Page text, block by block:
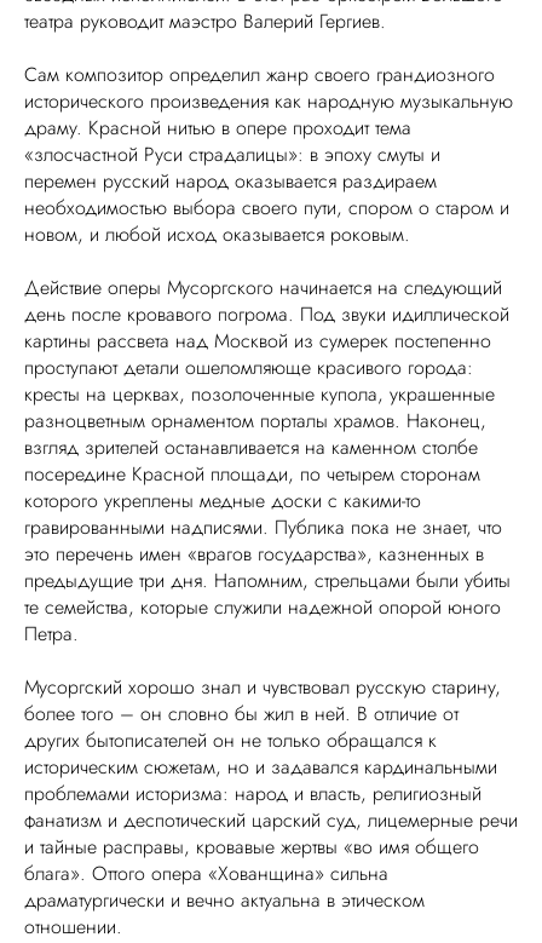
театра руководит маэстро Валерий Гергиев.
Сам композитор определил жанр своего грандиозного
исторического произведения как народную музыкальную
драму. Красной нитью в опере проходит тема
«злосчастной Руси страдалицы»: в эпоху смуты и
перемен русский народ оказывается раздираем
необходимостью выбора своего пути, спором о старом и
новом, и любой исход оказывается роковым.
Действие оперы Мусоргского начинается на следующий
день после кровавого погрома. Под звуки идиллической
картины рассвета над Москвой из сумерек постепенно
проступают детали ошеломляюще красивого города:
кресты на церквах, позолоченные купола, украшенные
разноцветным орнаментом порталы храмов. Наконец,
взгляд зрителей останавливается на каменном столбе
посередине Красной площади, по четырем сторонам
которого укреплены медные доски с какими-то
гравированными надписями. Публика пока не знает, что
это перечень имен «врагов государства», казненных в
предыдущие три дня. Напомним, стрельцами были убиты
те семейства, которые служили надежной опорой юного
Петра.
Мусоргский хорошо знал и чувствовал русскую старину,
более того – он словно бы жил в ней. В отличие от
других бытописателей он не только обращался к
историческим сюжетам, но и задавался кардинальными
проблемами историзма: народ и власть, религиозный
фанатизм и деспотический царский суд, лицемерные речи
и тайные расправы, кровавые жертвы «во имя общего
блага». Оттого опера «Хованщина» сильна
драматургически и вечно актуальна в этическом
отношении.